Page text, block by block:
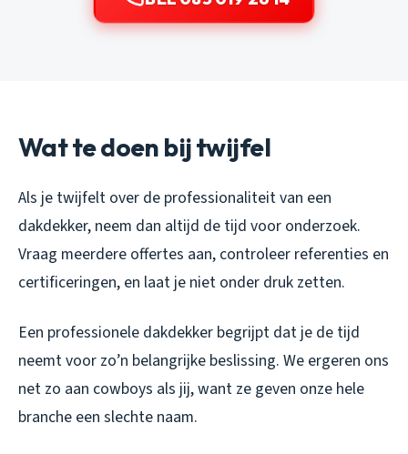
Wat te doen bij twijfel
Als je twijfelt over de professionaliteit van een
dakdekker, neem dan altijd de tijd voor onderzoek.
Vraag meerdere offertes aan, controleer referenties en
certificeringen, en laat je niet onder druk zetten.
Een professionele dakdekker begrijpt dat je de tijd
neemt voor zo’n belangrijke beslissing. We ergeren ons
net zo aan cowboys als jij, want ze geven onze hele
branche een slechte naam.